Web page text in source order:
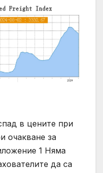
в цените при
очакване за
1 Няма
да са